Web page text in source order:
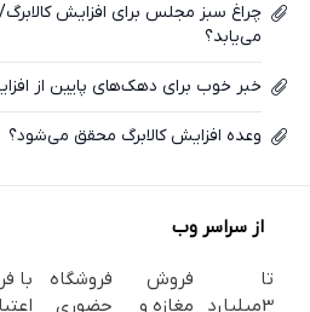
چراغ سبز مجلس برای افزایش
می‌یابد؟
خبر خوب برای دهک‌های پایین از
وعده افزایش کالابرگ محقق می‌شود؟
از سراسر وب
تا
3میلیارد
فروش
مغازه و
فروشگاه
حضوری
با